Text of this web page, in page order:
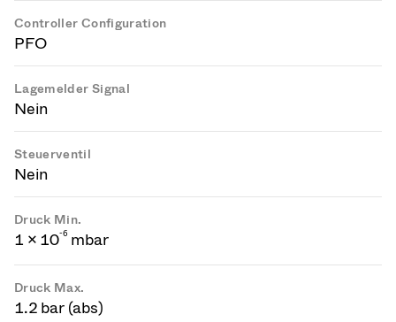
Controller Configuration
PFO
Lagemelder Signal
Nein
Steuerventil
Nein
Druck Min.
1 × 10-6 mbar
Druck Max.
1.2 bar (abs)